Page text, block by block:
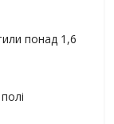
понад 1,6